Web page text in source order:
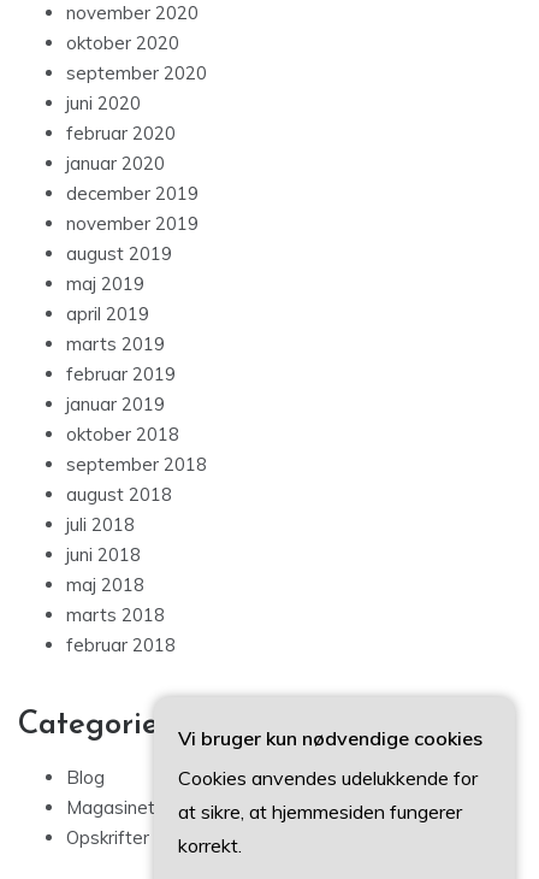
november 2020
oktober 2020
september 2020
juni 2020
februar 2020
januar 2020
december 2019
november 2019
august 2019
maj 2019
april 2019
marts 2019
februar 2019
januar 2019
oktober 2018
september 2018
august 2018
juli 2018
juni 2018
maj 2018
marts 2018
februar 2018
Categories
Blog
Magasinet
Opskrifter
Vi bruger kun nødvendige cookies
Cookies anvendes udelukkende for
at sikre, at hjemmesiden fungerer
korrekt.